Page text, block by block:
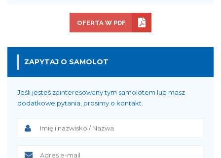
OFERTA W PDF
ZAPYTAJ O SAMOLOT
Jeśli jesteś zainteresowany tym samolotem lub masz
dodatkowe pytania, prosimy o kontakt.